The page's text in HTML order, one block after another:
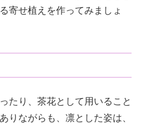
寄せ植えを作ってみましょ
たり、茶花として用いること
りながらも、凛とした姿は、